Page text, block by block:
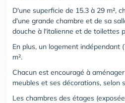
D'une superficie de 15.3 à 29 m²,
d'une grande chambre et de sa
douche à l'italienne et de toilettes
En plus, un logement indépendant
m².
Chacun est encouragé à
meubles et ses décorations, selon
Les chambres des étages